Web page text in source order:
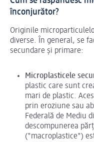
înconjurător?
Originile
diverse. În general, se
secundare și primare:
Microplasticele
plastic care sunt
mari de plastic.
prin eroziune sau
Federală de Mediu
descompunerea
("macroplastice")